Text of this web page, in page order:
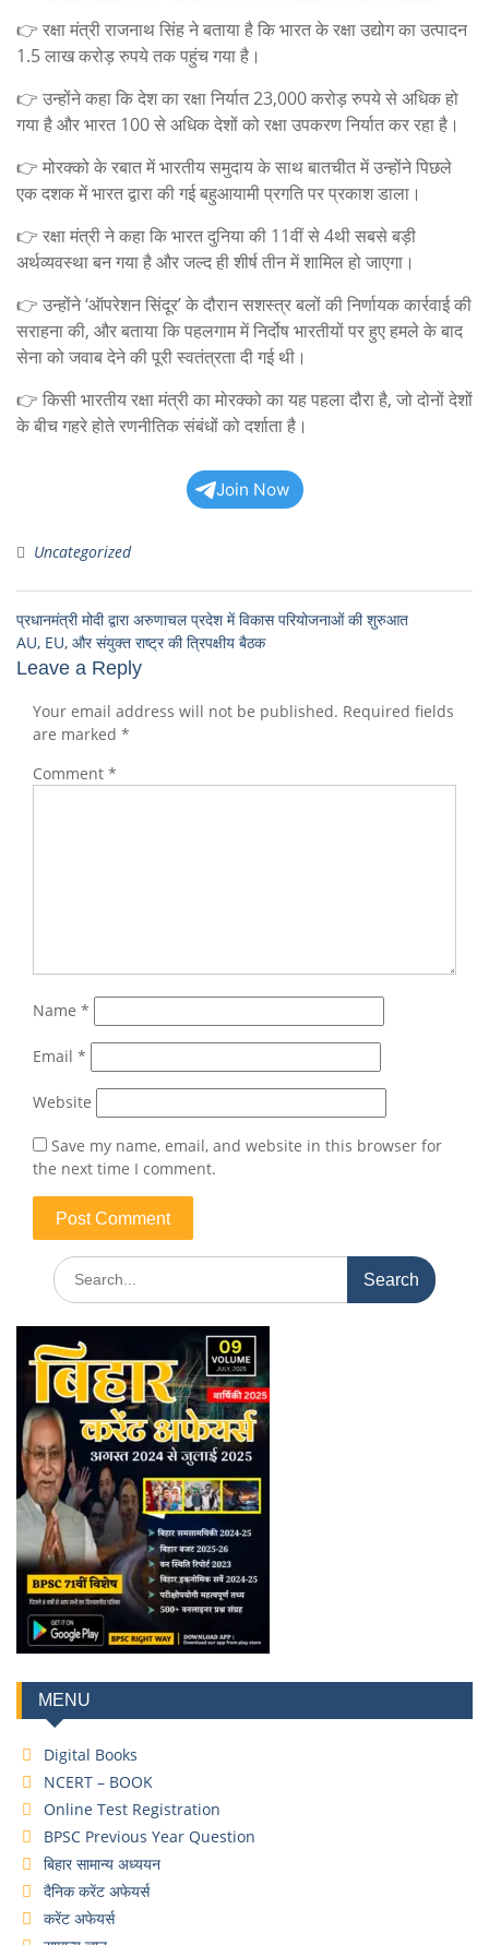
👉 रक्षा मंत्री राजनाथ सिंह ने बताया है कि भारत के रक्षा उद्योग का उत्पादन
1.5 लाख करोड़ रुपये तक पहुंच गया है।
👉 उन्होंने कहा कि देश का रक्षा निर्यात 23,000 करोड़ रुपये से अधिक हो
गया है और भारत 100 से अधिक देशों को रक्षा उपकरण निर्यात कर रहा है।
👉 मोरक्को के रबात में भारतीय समुदाय के साथ बातचीत में उन्होंने पिछले
एक दशक में भारत द्वारा की गई बहुआयामी प्रगति पर प्रकाश डाला।
👉 रक्षा मंत्री ने कहा कि भारत दुनिया की 11वीं से 4थी सबसे बड़ी
अर्थव्यवस्था बन गया है और जल्द ही शीर्ष तीन में शामिल हो जाएगा।
👉 उन्होंने ‘ऑपरेशन सिंदूर’ के दौरान सशस्त्र बलों की निर्णायक कार्रवाई की
सराहना की, और बताया कि पहलगाम में निर्दोष भारतीयों पर हुए हमले के बाद
सेना को जवाब देने की पूरी स्वतंत्रता दी गई थी।
👉 किसी भारतीय रक्षा मंत्री का मोरक्को का यह पहला दौरा है, जो दोनों देशों
के बीच गहरे होते रणनीतिक संबंधों को दर्शाता है।
Join Now
Uncategorized
प्रधानमंत्री मोदी द्वारा अरुणाचल प्रदेश में विकास परियोजनाओं की शुरुआत
AU, EU, और संयुक्त राष्ट्र की त्रिपक्षीय बैठक
Leave a Reply
Your email address will not be published. Required fields
are marked *
Comment *
Name *
Email *
Website
Save my name, email, and website in this browser for
the next time I comment.
MENU
Digital Books
NCERT – BOOK
Online Test Registration
BPSC Previous Year Question
बिहार सामान्य अध्ययन
दैनिक करेंट अफेयर्स
करेंट अफेयर्स